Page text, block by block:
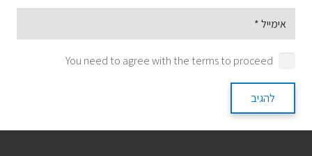
You need to agree with the terms to proceed
להגיב